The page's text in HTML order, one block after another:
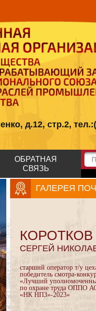
д.12, стр.2,
ОБРАТНАЯ
СВЯЗЬ
ГАЛЕРЕЯ
КОРОТКОВ
СЕРГЕЙ
старший оператор т/у
победитель смотра-
«Лучший
по охране труда ОППО
«НК НПЗ»-2023»